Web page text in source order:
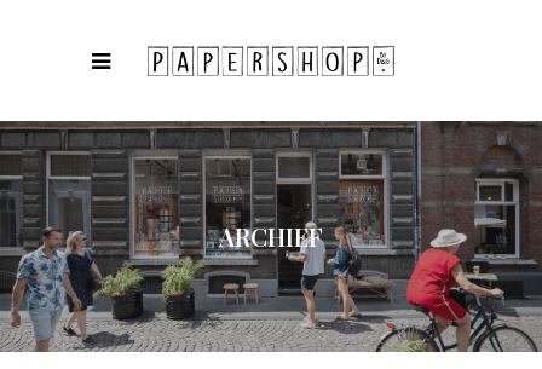
ARCHIEF